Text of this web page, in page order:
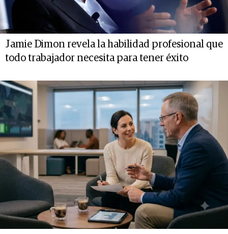
Jamie Dimon revela la habilidad profesional que
todo trabajador necesita para tener éxito